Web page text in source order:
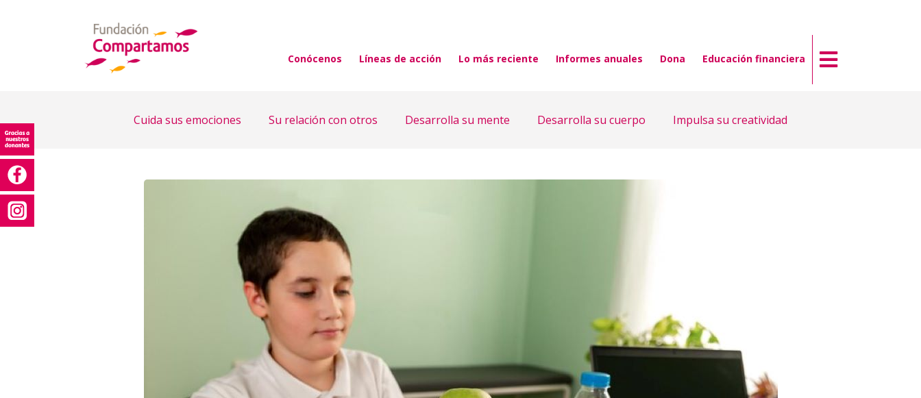
Conócenos Líneas de acción Lo más reciente Informes anuales Dona Educación financiera
Cuida sus emociones Su relación con otros Desarrolla su mente Desarrolla su cuerpo Impulsa su creatividad